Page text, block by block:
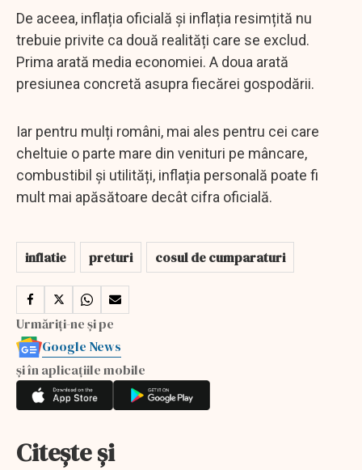
De aceea, inflația oficială și inflația resimțită nu
trebuie privite ca două realități care se exclud.
Prima arată media economiei. A doua arată
presiunea concretă asupra fiecărei gospodării.
Iar pentru mulți români, mai ales pentru cei care
cheltuie o parte mare din venituri pe mâncare,
combustibil și utilități, inflația personală poate fi
mult mai apăsătoare decât cifra oficială.
inflatie preturi cosul de cumparaturi
Urmăriți-ne și pe
Google News
și în aplicațiile mobile
Citește și